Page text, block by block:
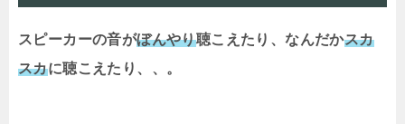
スピーカーの音がぼんやり聴こえたり、なんだかスカ
スカに聴こえたり、、。